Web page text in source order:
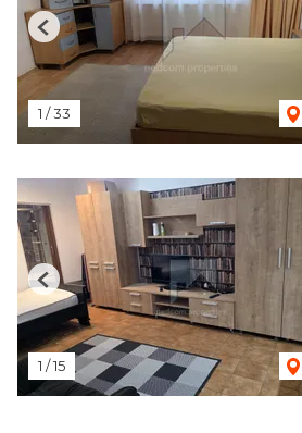
1 /33
Previous
1 /15
Previous